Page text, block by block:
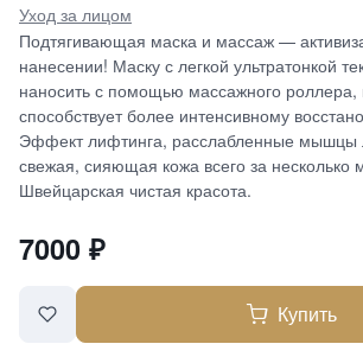
Уход за лицом
Подтягивающая маска и массаж —
нанесении! Маску с легкой ультратонкой
наносить с помощью массажного роллера,
способствует более интенсивному
Эффект лифтинга, расслабленные мышцы
свежая, сияющая кожа всего за несколько
Швейцарская чистая красота.
7000 ₽
Купить